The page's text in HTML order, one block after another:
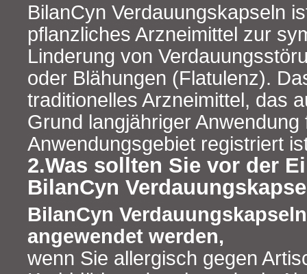
BilanCyn Verdauungskapseln
pflanzliches Arzneimittel zur
Linderung von
oder Blähungen (Flatulenz).
traditionelles Arzneimittel, das
Grund langjähriger Anwendung
Anwendungsgebiet registriert
2.Was sollten Sie vor der
BilanCyn
BilanCyn
angewendet werden,
wenn Sie allergisch gegen